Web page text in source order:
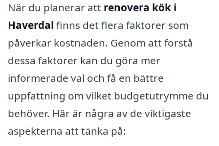
När du planerar att renovera kök i
Haverdal finns det flera faktorer som
påverkar kostnaden. Genom att förstå
dessa faktorer kan du göra mer
informerade val och få en bättre
uppfattning om vilket budgetutrymme du
behöver. Här är några av de viktigaste
aspekterna att tänka på: